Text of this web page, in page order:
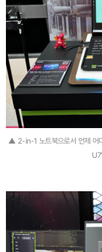
▲ 2-in-1 노트북으로서 언제 어